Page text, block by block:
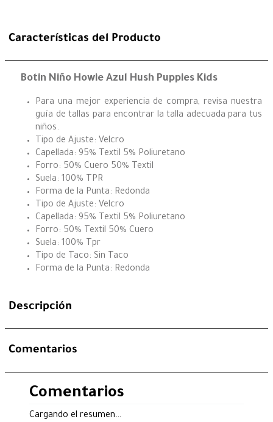
Características del Producto
Botin Niño Howie Azul Hush Puppies Kids
Para una mejor experiencia de compra, revisa nuestra
guía de tallas para encontrar la talla adecuada para tus
niños.
Tipo de Ajuste: Velcro
Capellada: 95% Textil 5% Poliuretano
Forro: 50% Cuero 50% Textil
Suela: 100% TPR
Forma de la Punta: Redonda
Tipo de Ajuste: Velcro
Capellada: 95% Textil 5% Poliuretano
Forro: 50% Textil 50% Cuero
Suela: 100% Tpr
Tipo de Taco: Sin Taco
Forma de la Punta: Redonda
Descripción
Comentarios
Comentarios
Cargando el resumen…